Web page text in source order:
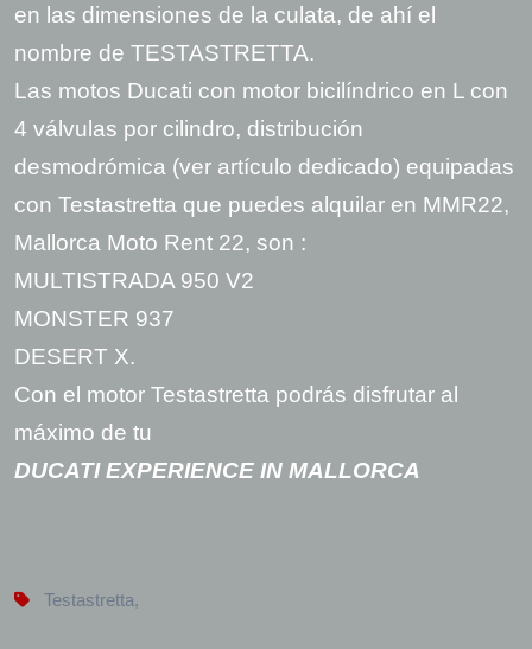
en las dimensiones de la culata, de ahí el
nombre de TESTASTRETTA.
Las motos Ducati con motor bicilíndrico en L con
4 válvulas por cilindro, distribución
desmodrómica (ver artículo dedicado) equipadas
con Testastretta que puedes alquilar en MMR22,
Mallorca Moto Rent 22, son :
MULTISTRADA 950 V2
MONSTER 937
DESERT X.
Con el motor Testastretta podrás disfrutar al
máximo de tu
DUCATI EXPERIENCE IN MALLORCA
Testastretta,